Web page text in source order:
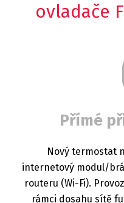
ovladače
Přímé
Nový termostat
internetový modul/
routeru (Wi-Fi).
rámci dosahu sítě